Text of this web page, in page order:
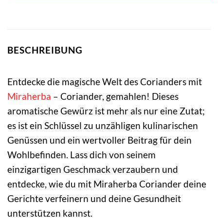
BESCHREIBUNG
Entdecke die magische Welt des Corianders mit
Miraherba – Coriander, gemahlen! Dieses
aromatische Gewürz ist mehr als nur eine Zutat;
es ist ein Schlüssel zu unzähligen kulinarischen
Genüssen und ein wertvoller Beitrag für dein
Wohlbefinden. Lass dich von seinem
einzigartigen Geschmack verzaubern und
entdecke, wie du mit Miraherba Coriander deine
Gerichte verfeinern und deine Gesundheit
unterstützen kannst.